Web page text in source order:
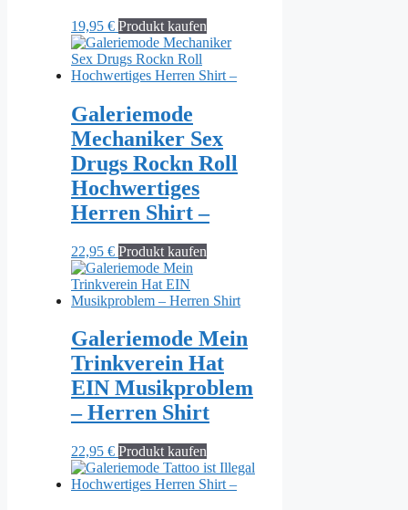
19,95 € Produkt kaufen
Galeriemode
Mechaniker Sex
Drugs Rockn Roll
Hochwertiges
Herren Shirt –
22,95 € Produkt kaufen
Galeriemode Mein
Trinkverein Hat
EIN Musikproblem
– Herren Shirt
22,95 € Produkt kaufen